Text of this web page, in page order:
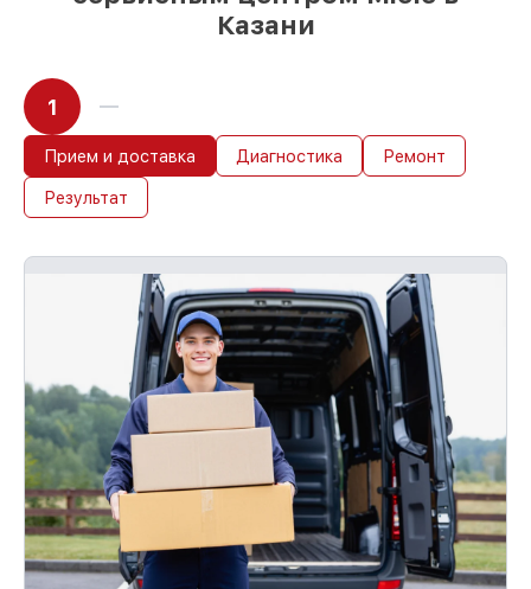
Казани
1
Прием и доставка Диагностика Ремонт
Результат